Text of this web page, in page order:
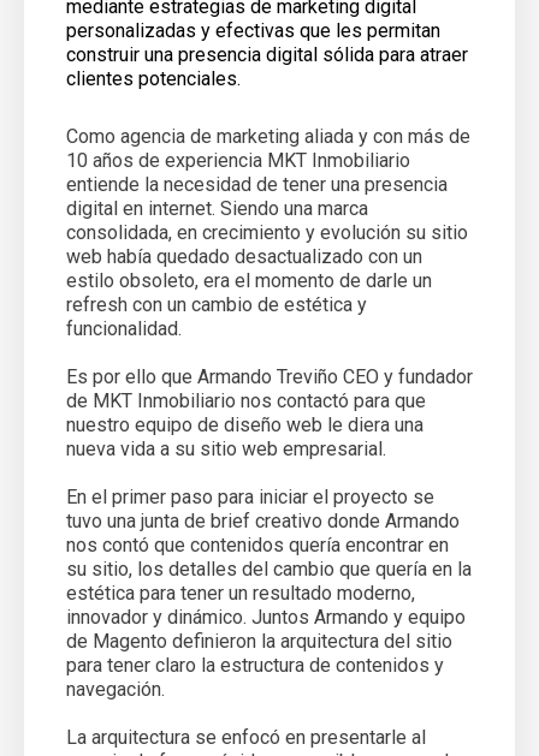
mediante estrategias de marketing digital
personalizadas y efectivas que les permitan
construir una presencia digital sólida para atraer
clientes potenciales.
Como agencia de marketing aliada y con más de
10 años de experiencia MKT Inmobiliario
entiende la necesidad de tener una presencia
digital en internet. Siendo una marca
consolidada, en crecimiento y evolución su sitio
web había quedado desactualizado con un
estilo obsoleto, era el momento de darle un
refresh con un cambio de estética y
funcionalidad.
Es por ello que Armando Treviño CEO y fundador
de MKT Inmobiliario nos contactó para que
nuestro equipo de diseño web le diera una
nueva vida a su sitio web empresarial.
En el primer paso para iniciar el proyecto se
tuvo una junta de brief creativo donde Armando
nos contó que contenidos quería encontrar en
su sitio, los detalles del cambio que quería en la
estética para tener un resultado moderno,
innovador y dinámico. Juntos Armando y equipo
de Magento definieron la arquitectura del sitio
para tener claro la estructura de contenidos y
navegación.
La arquitectura se enfocó en presentarle al